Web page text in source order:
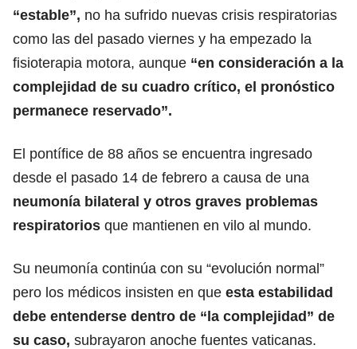
“estable”, no ha sufrido nuevas crisis respiratorias
como las del pasado viernes y ha empezado la
fisioterapia motora, aunque “en consideración a la
complejidad de su cuadro crítico, el pronóstico
permanece reservado”.
El pontífice de 88 años se encuentra ingresado
desde el pasado 14 de febrero a causa de una
neumonía bilateral y otros graves problemas
respiratorios que mantienen en vilo al mundo.
Su neumonía continúa con su “evolución normal”
pero los médicos insisten en que esta estabilidad
debe entenderse dentro de “la complejidad” de
su caso, subrayaron anoche fuentes vaticanas.